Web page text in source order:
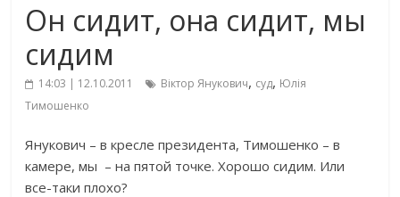
Он сидит, она сидит, мы
сидим
14:03 | 12.10.2011 Віктор Янукович, суд, Юлія
Тимошенко
Янукович – в кресле президента, Тимошенко – в
камере, мы – на пятой точке. Хорошо сидим. Или
все-таки плохо?